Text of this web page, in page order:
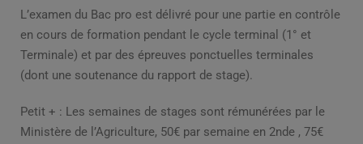
L’examen du Bac pro est délivré pour une partie en contrôle
en cours de formation pendant le cycle terminal (1° et
Terminale) et par des épreuves ponctuelles terminales
(dont une soutenance du rapport de stage).
Petit + : Les semaines de stages sont rémunérées par le
Ministère de l’Agriculture, 50€ par semaine en 2nde , 75€